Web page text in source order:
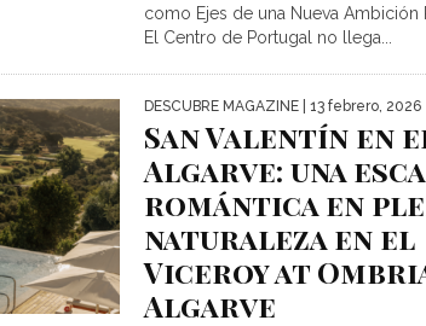
como Ejes de una Nueva Ambición
El Centro de Portugal no llega...
DESCUBRE MAGAZINE | 13 febrero, 2026
San Valentín en
Algarve: una
romántica en
naturaleza en el
Viceroy at
Algarve